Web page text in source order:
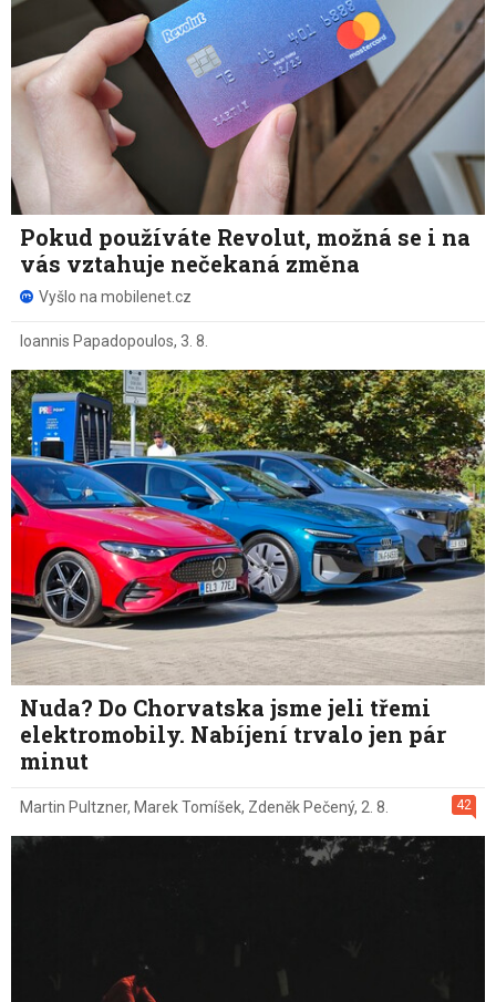
Pokud používáte Revolut, možná se i na
vás vztahuje nečekaná změna
Vyšlo na mobilenet.cz
Ioannis Papadopoulos, 3. 8.
Nuda? Do Chorvatska jsme jeli třemi
elektromobily. Nabíjení trvalo jen pár
minut
42
Martin Pultzner, Marek Tomíšek, Zdeněk Pečený, 2. 8.